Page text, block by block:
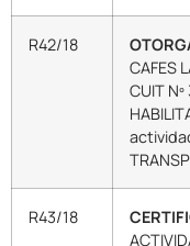
R42/18
CAFES
CUIT
R43/18